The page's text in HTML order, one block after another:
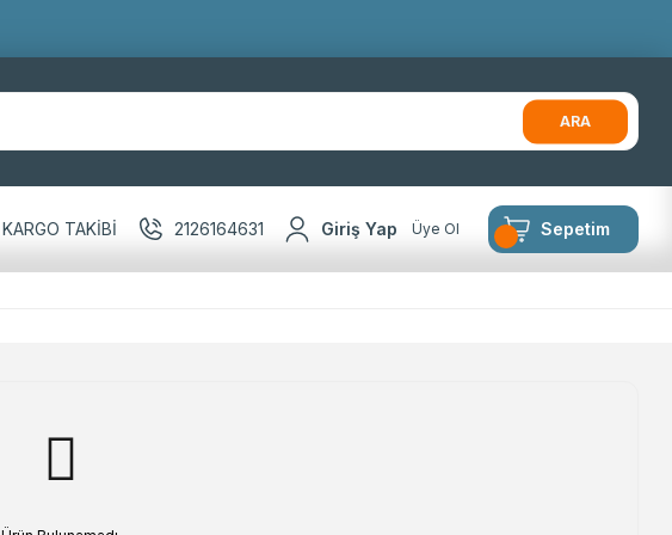
ARA
KARGO TAKIBI 2126164631 Giriş Yap Üye Ol Sepetim